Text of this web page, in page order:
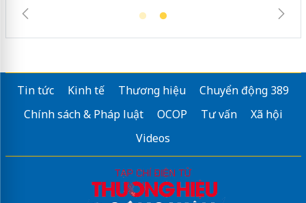
Tin tức Kinh tế Thương hiệu
Chuyển động 389
Chính sách & Pháp luật
OCOP Tư vấn
Xã hội
Videos